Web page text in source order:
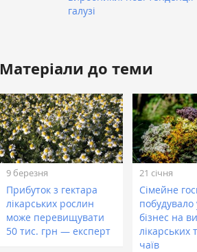
галузі
Матеріали до теми
9 березня
Прибуток з гектара
лікарських рослин
може перевищувати
50 тис. грн — експерт
21 січня
Сімейне
бізнес на
лікарських
чаїв